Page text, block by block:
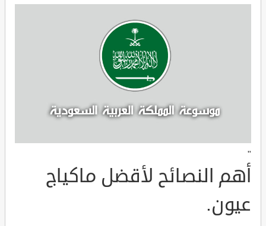
"
أهم النصائح لأقضل ماكياج
عيون.